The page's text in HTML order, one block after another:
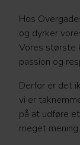
Hos
og dyrker
Vores største
passion og
Derfor er det
vi er
på at udføre
meget